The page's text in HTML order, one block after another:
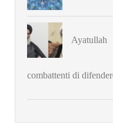
combattenti di